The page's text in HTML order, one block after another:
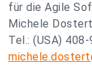
für die Agile
Michele
Tel.: (USA)